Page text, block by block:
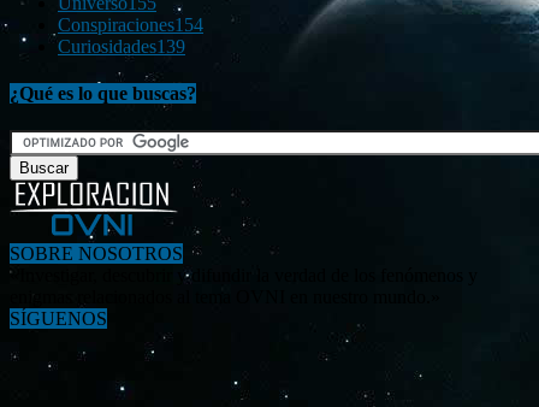
Conspiraciones154
Curiosidades139
¿Qué es lo que buscas?
SOBRE NOSOTROS
«Investigar, descubrir y difundir la verdad de los fenómenos y
SÍGUENOS